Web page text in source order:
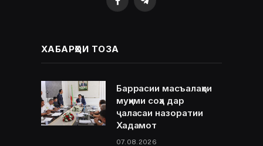
FacebookTelegram
ХАБАРҲОИ ТОЗА
Баррасии масъалаҳои
муҳими соҳа дар
ҷаласаи назоратии
Хадамот
07.08.2026